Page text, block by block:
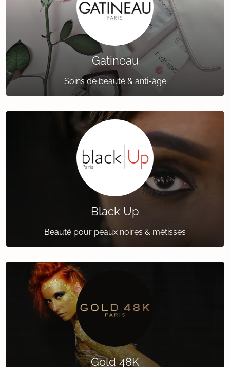
Gatineau
Soins de beauté & anti-âge
Black Up
Beauté pour peaux noires & métisses
Gold 48K